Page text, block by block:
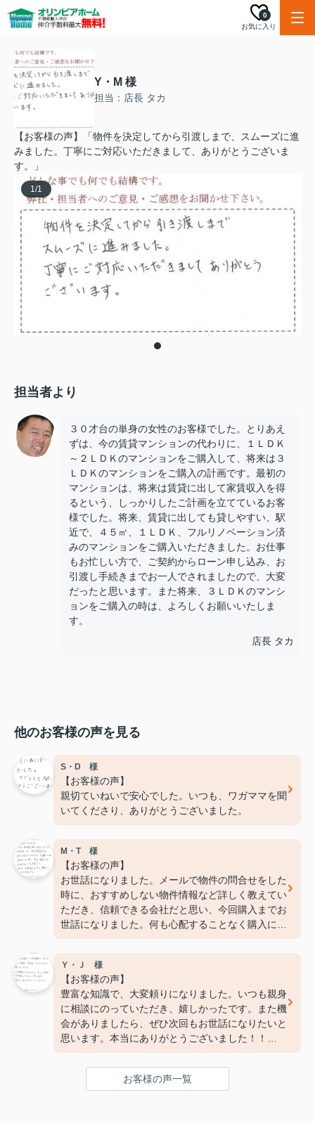
お気に入り
0
Y・M 様
担当：店長 タカ
【お客様の声】「物件を決定してから引渡しまで、スムーズに進
みました。丁寧にご対応いただきまして、ありがとうございま
す。」
1/1
担当者より
３０才台の単身の女性のお客様でした。とりあえ
ずは、今の賃貸マンションの代わりに、１ＬＤＫ
～２ＬＤＫのマンションをご購入して、将来は３
ＬＤＫのマンションをご購入の計画です。最初の
マンションは、将来は賃貸に出して家賃収入を得
るという、しっかりしたご計画を立てているお客
様でした。将来、賃貸に出しても貸しやすい、駅
近で、４５㎡、１ＬＤＫ、フルリノベーション済
みのマンションをご購入いただきました。お仕事
もお忙しい方で、ご契約からローン申し込み、お
引渡し手続きまでお一人でされましたので、大変
だったと思います。また将来、３ＬＤＫのマンシ
ョンをご購入の時は、よろしくお願いいたしま
す。
店長 タカ
他のお客様の声を見る
S・D 様
【お客様の声】
親切ていねいで安心でした。いつも、ワガママを聞
いてくださり、ありがとうございました。
M・T 様
【お客様の声】
お世話になりました。メールで物件の問合せをした
時に、おすすめしない物件情報など詳しく教えてい
ただき、信頼できる会社だと思い、今回購入までお
世話になりました。何も心配することなく購入にこ
ぎつけました。ありがとうございました。
Ｙ・Ｊ 様
【お客様の声】
豊富な知識で、大変頼りになりました。いつも親身
に相談にのっていただき、嬉しかったです。また機
会がありましたら、ぜひ次回もお世話になりたいと
思います。本当にありがとうございました！！
ご丁寧にありがとうございました。
お客様の声一覧